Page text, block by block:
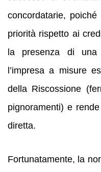
concordatarie,
priorità rispetto ai
la presenza di una
l’impresa a misure
della Riscossione
pignoramenti) e
diretta.
Fortunatamente, la